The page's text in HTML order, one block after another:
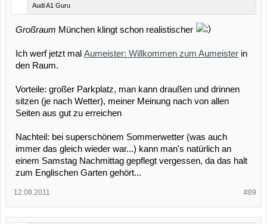
Audi A1 Guru
Großraum München klingt schon realistischer
Ich werf jetzt mal Aumeister: Willkommen zum Aumeister in
den Raum.
Vorteile: großer Parkplatz, man kann draußen und drinnen
sitzen (je nach Wetter), meiner Meinung nach von allen
Seiten aus gut zu erreichen
Nachteil: bei superschönem Sommerwetter (was auch
immer das gleich wieder war...) kann man's natürlich an
einem Samstag Nachmittag gepflegt vergessen, da das halt
zum Englischen Garten gehört...
#89
12.08.2011